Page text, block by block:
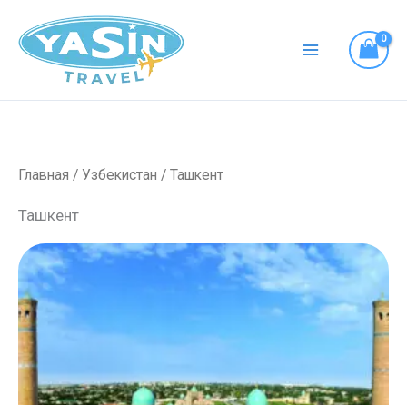
содержимому
Главная / Узбекистан / Ташкент
Ташкент